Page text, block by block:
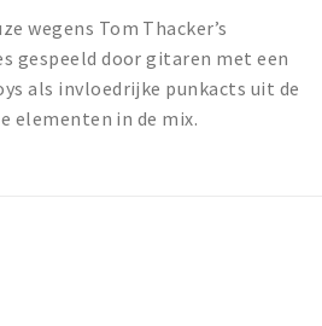
wegens Tom Thacker’s
gespeeld door gitaren met een
als invloedrijke punkacts uit de
elementen in de mix.